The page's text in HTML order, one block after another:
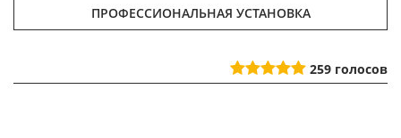
ПРОФЕССИОНАЛЬНАЯ УСТАНОВКА
259 голосов